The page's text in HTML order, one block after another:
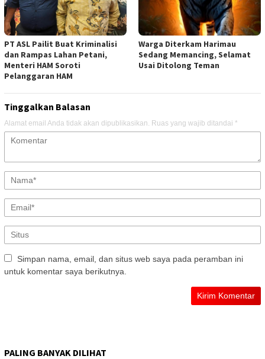
PT ASL Pailit Buat Kriminalisi
dan Rampas Lahan Petani,
Menteri HAM Soroti
Pelanggaran HAM
Warga Diterkam Harimau
Sedang Memancing, Selamat
Usai Ditolong Teman
Tinggalkan Balasan
Alamat email Anda tidak akan dipublikasikan. Ruas yang wajib ditandai *
Simpan nama, email, dan situs web saya pada peramban ini
untuk komentar saya berikutnya.
PALING BANYAK DILIHAT